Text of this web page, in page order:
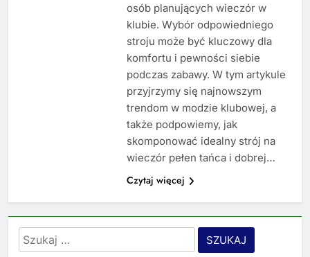
osób planujących wieczór w
klubie. Wybór odpowiedniego
stroju może być kluczowy dla
komfortu i pewności siebie
podczas zabawy. W tym artykule
przyjrzymy się najnowszym
trendom w modzie klubowej, a
także podpowiemy, jak
skomponować idealny strój na
wieczór pełen tańca i dobrej…
Czytaj więcej
Szukaj: